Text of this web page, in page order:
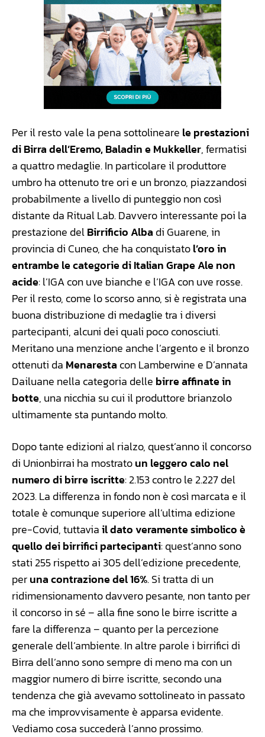
Per il resto vale la pena sottolineare le prestazioni
di Birra dell’Eremo, Baladin e Mukkeller, fermatisi
a quattro medaglie. In particolare il produttore
umbro ha ottenuto tre ori e un bronzo, piazzandosi
probabilmente a livello di punteggio non così
distante da Ritual Lab. Davvero interessante poi la
prestazione delBirrificio Alba di Guarene, in
provincia di Cuneo, che ha conquistatol’oro in
entrambe le categorie di Italian Grape Ale non
acide: l’IGA con uve bianche e l’IGA con uve rosse.
Per il resto, come lo scorso anno, si è registrata una
buona distribuzione di medaglie tra i diversi
partecipanti, alcuni dei quali poco conosciuti.
Meritano una menzione anche l’argento e il bronzo
ottenuti da Menaresta con Lamberwine e D’annata
Dailuane nella categoria delle birre affinate in
botte, una nicchia su cui il produttore brianzolo
ultimamente sta puntando molto.
Dopo tante edizioni al rialzo, quest’anno il concorso
di Unionbirrai ha mostratoun leggero calo nel
numero di birre iscritte: 2.153 contro le 2.227 del
2023. La differenza in fondo non è così marcata e il
totale è comunque superiore all’ultima edizione
pre-Covid, tuttaviail dato veramente simbolico è
quello dei birrifici partecipanti: quest’anno sono
stati 255 rispetto ai 305 dell’edizione precedente,
peruna contrazione del 16%. Si tratta di un
ridimensionamento davvero pesante, non tanto per
il concorso in sé – alla fine sono le birre iscritte a
fare la differenza – quanto per la percezione
generale dell’ambiente. In altre parole i birrifici di
Birra dell’anno sono sempre di meno ma con un
maggior numero di birre iscritte, secondo una
tendenza che già avevamo sottolineato in passato
ma che improvvisamente è apparsa evidente.
Vediamo cosa succederà l’anno prossimo.